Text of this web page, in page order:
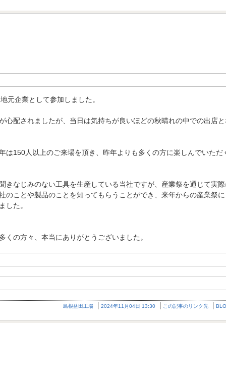
元企業として参加しました。
心配されましたが、当日は気持ちが良いほどの秋晴れの中での出店
は150人以上のご来場を頂き、昨年よりも多くの方に楽しんでいただ
きなじみのない工具を生産している当社ですが、産業祭を通じて実
のことや製品のことを知ってもらうことができ、来年からの産業祭
した。
くの方々、本当にありがとうございました。
島根益田工場 2024年11月04日 13:30 この記事のリンク先